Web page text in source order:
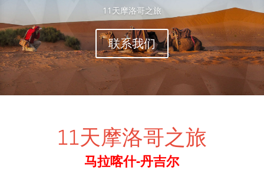
11天摩洛哥之旅
联系我们
11天摩洛哥之旅
马拉喀什-丹吉尔